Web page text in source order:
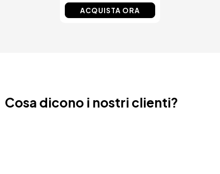
ACQUISTA ORA
Cosa dicono i nostri clienti?